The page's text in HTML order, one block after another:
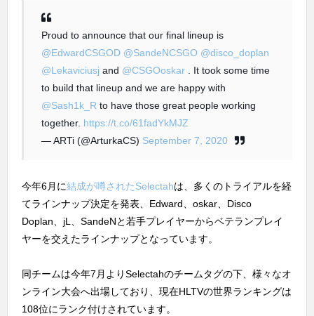
Proud to announce that our final lineup is
@EdwardCSGOD @SandeNCSGO @disco_doplan
@Lekaviciusj and @CSGOoskar . It took some time
to build that lineup and we are happy with
@Sash1k_R to have those great people working
together. https://t.co/61fadYkMJZ
— ARTi (@ArturkaCS) September 7, 2020
今年6月に結成が噂されたSelectahは、多くのトライアルを経
てラインナップ決定を発表、Edward、oskar、Disco
Doplan、jL、SandeNと若手プレイヤーからベテランプレイ
ヤーを交えたラインナップとなっています。
同チームは今年7月よりSelectahのチームタグの下、様々なオ
ンライン大会へ出場しており、現在HLTVの世界ランキングは
108位にランク付けされています。